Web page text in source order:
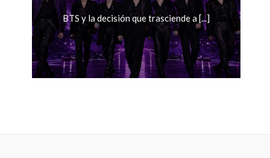
BTS y la decisión que trasciende a [...]